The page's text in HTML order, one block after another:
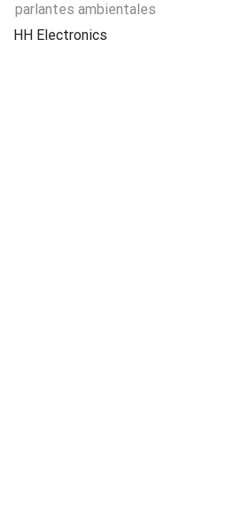
parlantes ambientales
HH Electronics